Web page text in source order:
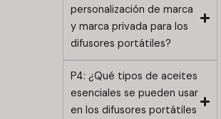
personalización de marca
y marca privada para los
difusores portátiles?
P4: ¿Qué tipos de aceites
esenciales se pueden usar
en los difusores portátiles